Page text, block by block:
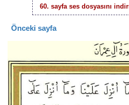
60. sayfa ses dosyasını
Önceki sayfa